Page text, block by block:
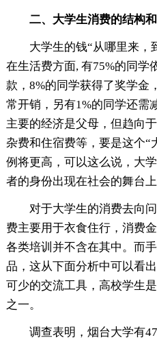
二、大学生消费的结构
大学生的钱“从哪里来，到
在生活费方面, 有75%的同学
款，8%的同学获得了奖学金
常开销，另有1%的同学还需
主要的经济是父母，但趋向
杂费和住宿费等，要是这个“
例将更高，可以这么说，大
者的身份出现在社会的舞台上
对于大学生的消费去向问
费主要用于衣食住行，消费
各类培训并不含在其中。而
品，这从下面分析中可以看
可少的交流工具，高校学生
之一。
调查表明，烟台大学有